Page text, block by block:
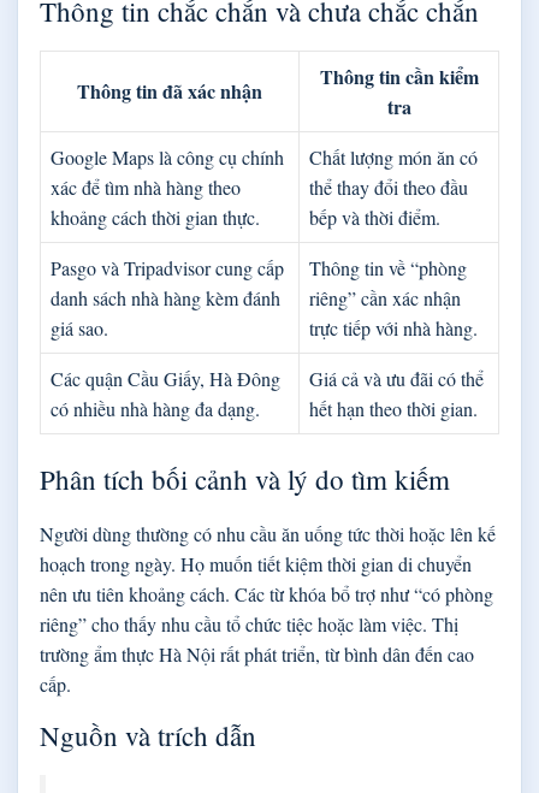
Thông tin chắc chắn và chưa chắc chắn
Thông tin đã xác nhận
Thông tin cần kiểm
tra
Google Maps là công cụ chính
xác để tìm nhà hàng theo
khoảng cách thời gian thực.
Chất lượng món ăn có
thể thay đổi theo đầu
bếp và thời điểm.
Pasgo và Tripadvisor cung cấp
danh sách nhà hàng kèm đánh
giá sao.
Thông tin về “phòng
riêng” cần xác nhận
trực tiếp với nhà hàng.
Các quận Cầu Giấy, Hà Đông
có nhiều nhà hàng đa dạng.
Giá cả và ưu đãi có thể
hết hạn theo thời gian.
Phân tích bối cảnh và lý do tìm kiếm
Người dùng thường có nhu cầu ăn uống tức thời hoặc lên kế
hoạch trong ngày. Họ muốn tiết kiệm thời gian di chuyển
nên ưu tiên khoảng cách. Các từ khóa bổ trợ như “có phòng
riêng” cho thấy nhu cầu tổ chức tiệc hoặc làm việc. Thị
trường ẩm thực Hà Nội rất phát triển, từ bình dân đến cao
cấp.
Nguồn và trích dẫn